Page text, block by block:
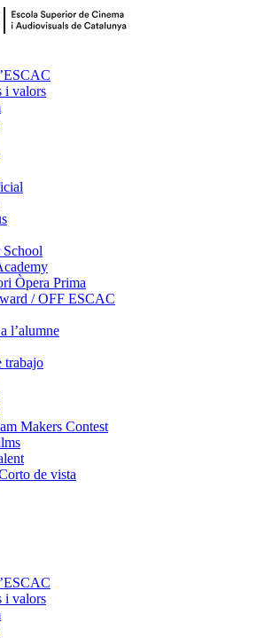
i valors
School
Òpera Prima
/ OFF ESCAC
l’alumne
trabajo
Makers Contest
de vista
i valors